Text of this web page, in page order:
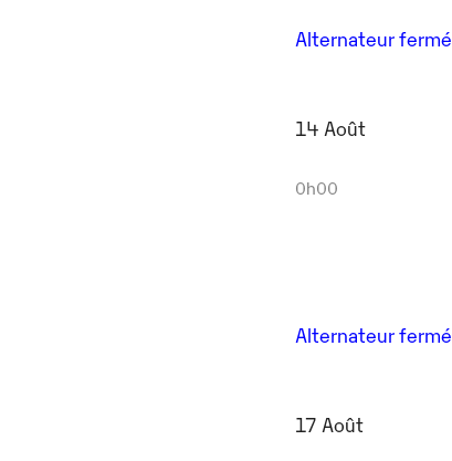
Alternateur fermé
14 Août
0h00
Alternateur fermé
17 Août